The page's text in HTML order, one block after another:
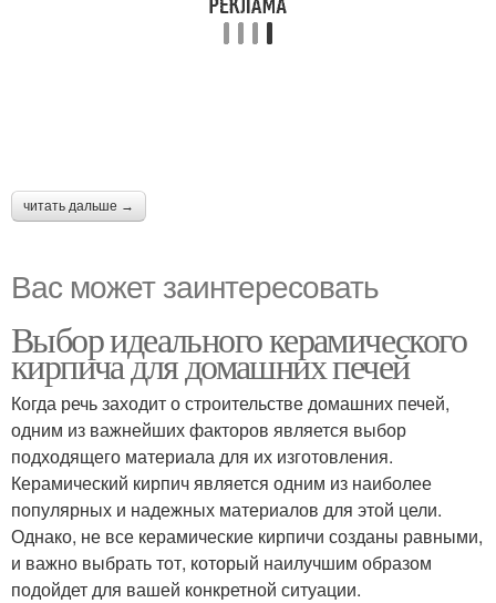
читать дальше →
Вас может заинтересовать
Выбор идеального керамического
кирпича для домашних печей
Когда речь заходит о строительстве домашних печей,
одним из важнейших факторов является выбор
подходящего материала для их изготовления.
Керамический кирпич является одним из наиболее
популярных и надежных материалов для этой цели.
Однако, не все керамические кирпичи созданы равными,
и важно выбрать тот, который наилучшим образом
подойдет для вашей конкретной ситуации.